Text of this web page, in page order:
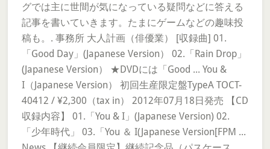
グでは主に世間が気になっている疑問などに答える
記事を書いていきます。たまにゲームなどの趣味投
稿も。. 事務所 大人計画（俳優業） [収録曲] 01.
「Good Day」(Japanese Version） 02.「Rain Drop」
(Japanese Version） ★DVDには「Good ... You &
I（Japanese Version） 初回生産限定盤TypeA TOCT-
40412 / ¥2,300（tax in） 2012年07月18日発売 【CD
収録内容】 01.「You & I」(Japanese Version) 02.
「少年時代」 03.「You ＆ I(Japanese Version[FPM ...